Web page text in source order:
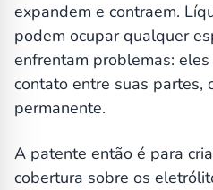
expandem e contraem.
podem ocupar qualquer
enfrentam problemas:
contato entre suas partes,
permanente.
A patente então é para
cobertura sobre os